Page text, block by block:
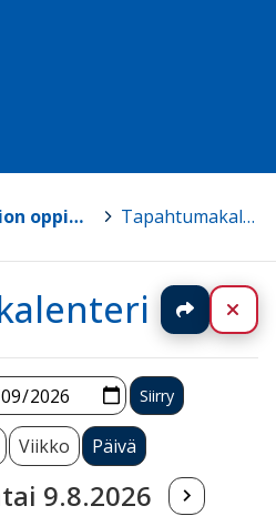
Pälkäneen lukion oppimateriaalisivut > Tapahtumakalenteri
Jaa
Viikko Päivä
9.8.2026